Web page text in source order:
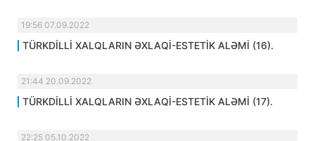
19:56 07.09.2022
TÜRKDİLLİ XALQLARIN ƏXLAQİ-ESTETİK ALƏMİ (16).
21:44 20.09.2022
TÜRKDİLLİ XALQLARIN ƏXLAQİ-ESTETİK ALƏMİ (17).
22:25 05.10.2022